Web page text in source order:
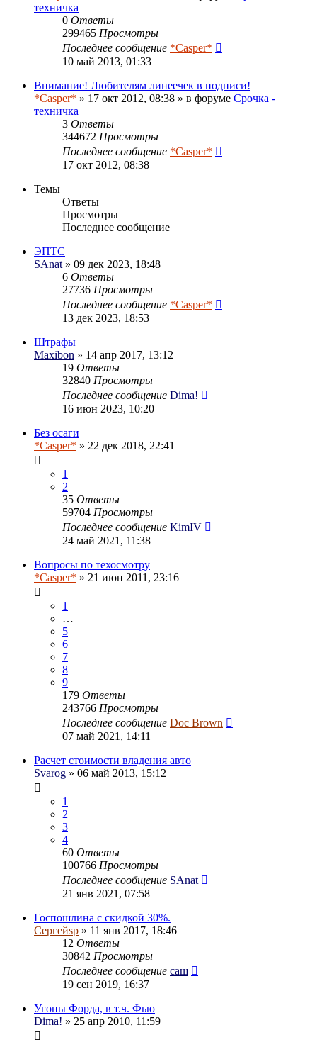
техничка
0 Ответы
299465 Просмотры
Последнее сообщение *Casper*
10 май 2013, 01:33
Внимание! Любителям линеечек в подписи!
*Casper* » 17 окт 2012, 08:38 » в форуме Срочка -
техничка
3 Ответы
344672 Просмотры
Последнее сообщение *Casper*
17 окт 2012, 08:38
Темы
Ответы
Просмотры
Последнее сообщение
ЭПТС
SAnat » 09 дек 2023, 18:48
6 Ответы
27736 Просмотры
Последнее сообщение *Casper*
13 дек 2023, 18:53
Штрафы
Maxibon » 14 апр 2017, 13:12
19 Ответы
32840 Просмотры
Последнее сообщение Dima!
16 июн 2023, 10:20
Без осаги
*Casper* » 22 дек 2018, 22:41
1
2
35 Ответы
59704 Просмотры
Последнее сообщение KimIV
24 май 2021, 11:38
Вопросы по техосмотру
*Casper* » 21 июн 2011, 23:16
1
…
5
6
7
8
9
179 Ответы
243766 Просмотры
Последнее сообщение Doc Brown
07 май 2021, 14:11
Расчет стоимости владения авто
Svarog » 06 май 2013, 15:12
1
2
3
4
60 Ответы
100766 Просмотры
Последнее сообщение SAnat
21 янв 2021, 07:58
Госпошлина с скидкой 30%.
Сергейsp » 11 янв 2017, 18:46
12 Ответы
30842 Просмотры
Последнее сообщение саш
19 сен 2019, 16:37
Угоны Форда, в т.ч. Фью
Dima! » 25 апр 2010, 11:59